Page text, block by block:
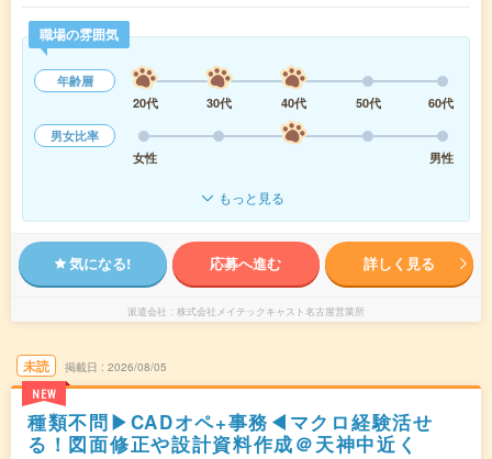
職場の雰囲気
年齢層
20代
30代 40代 50代
60代
男女比率
女性
男性
もっと見る
気になる! 応募へ進む 詳しく見る
派遣会社 株式会社メイテックキャスト名古屋営業所
未読
NEW
掲載日 2026/08/05
種類不問▶CADオペ+事務◀マクロ経験活せ
る！図面修正や設計資料作成＠天神中近く